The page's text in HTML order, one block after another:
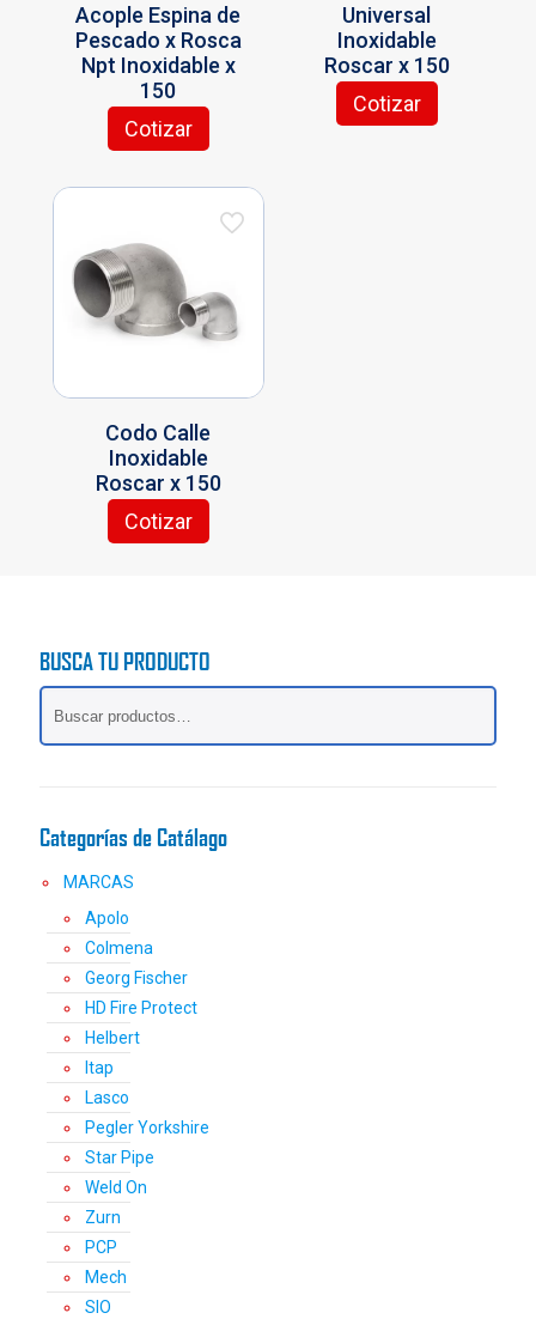
Acople Espina de
Pescado x Rosca
Npt Inoxidable x
150
Cotizar
Este
tiene
variantes.
Las
opciones
se
pueden
página
de
producto
Universal
Inoxidable
Roscar x 150
Cotizar
Este
Codo Calle
Inoxidable
Roscar x 150
Cotizar
Este
Las
opciones
página
producto
BUSCA TU PRODUCTO
Categorías de Catálago
MARCAS
Apolo
Colmena
Georg Fischer
HD Fire Protect
Helbert
Itap
Lasco
Pegler Yorkshire
Star Pipe
Weld On
Zurn
PCP
Mech
SIO